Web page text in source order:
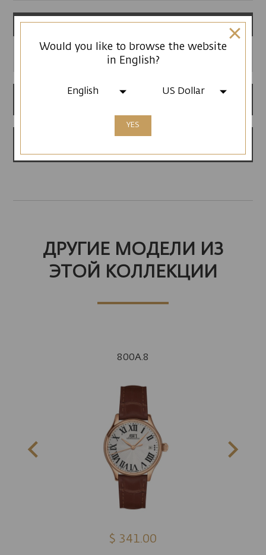
Ремешок
Ремешок из натуральной кожи
12 месяцев гарантии
ДРУГИЕ МОДЕЛИ ИЗ
ЭТОЙ КОЛЛЕКЦИИ
800A.8
$ 341.00
Would you like to browse the website
in English?
English US Dollar
YES